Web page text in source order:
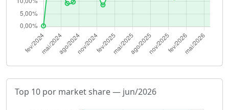
Top 10 por market share — jun/2026